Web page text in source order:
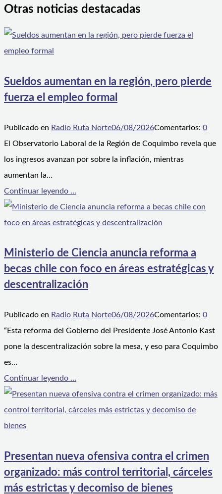
Otras noticias destacadas
Sueldos aumentan en la región, pero pierde
fuerza el empleo formal
Publicado en Radio Ruta Norte06/08/2026Comentarios: 0
El Observatorio Laboral de la Región de Coquimbo revela que
los ingresos avanzan por sobre la inflación, mientras
aumentan la…
Continuar leyendo ...
Ministerio de Ciencia anuncia reforma a
becas chile con foco en áreas estratégicas y
descentralización
Publicado en Radio Ruta Norte06/08/2026Comentarios: 0
“Esta reforma del Gobierno del Presidente José Antonio Kast
pone la descentralización sobre la mesa, y eso para Coquimbo
es…
Continuar leyendo ...
Presentan nueva ofensiva contra el crimen
organizado: más control territorial, cárceles
más estrictas y decomiso de bienes